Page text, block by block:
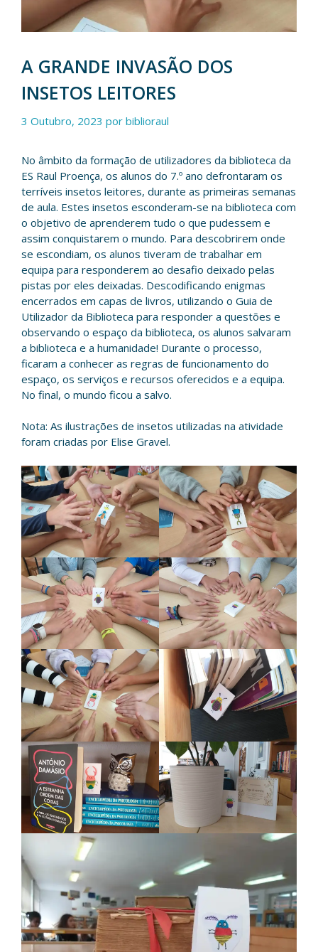
A GRANDE INVASÃO DOS
INSETOS LEITORES
3 Outubro, 2023 por biblioraul
No âmbito da formação de utilizadores da biblioteca da
ES Raul Proença, os alunos do 7.º ano defrontaram os
terríveis insetos leitores, durante as primeiras semanas
de aula. Estes insetos esconderam-se na biblioteca com
o objetivo de aprenderem tudo o que pudessem e
assim conquistarem o mundo. Para descobrirem onde
se escondiam, os alunos tiveram de trabalhar em
equipa para responderem ao desafio deixado pelas
pistas por eles deixadas. Descodificando enigmas
encerrados em capas de livros, utilizando o Guia de
Utilizador da Biblioteca para responder a questões e
observando o espaço da biblioteca, os alunos salvaram
a biblioteca e a humanidade! Durante o processo,
ficaram a conhecer as regras de funcionamento do
espaço, os serviços e recursos oferecidos e a equipa.
No final, o mundo ficou a salvo.
Nota: As ilustrações de insetos utilizadas na atividade
foram criadas por Elise Gravel.